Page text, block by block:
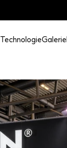
TechnologieGalerie